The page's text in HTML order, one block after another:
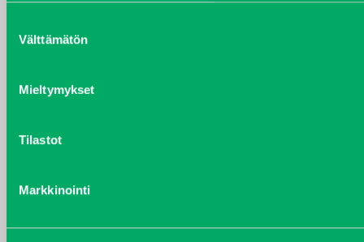
valinta
Välttämätön
Mieltymykset
Tilastot
Markkinointi
Varaosamyynti